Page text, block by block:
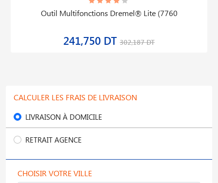
Outil Multifonctions Dremel® Lite (7760
241,750 DT 302,187 DT
CALCULER LES FRAIS DE LIVRAISON
LIVRAISON À DOMICILE
RETRAIT AGENCE
CHOISIR VOTRE VILLE